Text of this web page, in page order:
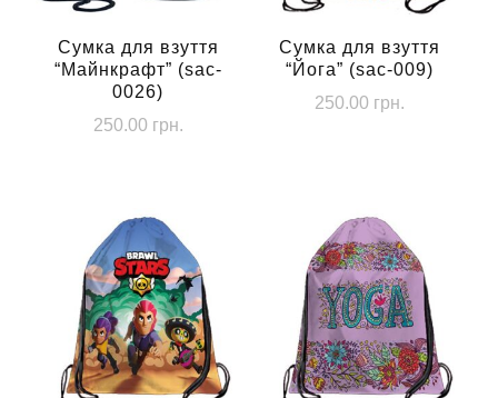
Сумка для взуття
“Майнкрафт” (sac-
0026)
250.00 грн.
Сумка для взуття
“Йога” (sac-009)
250.00 грн.